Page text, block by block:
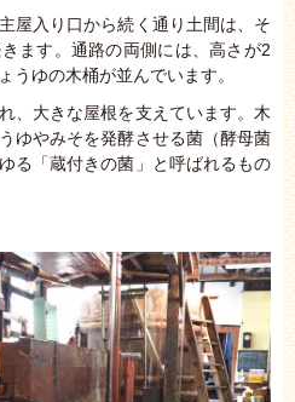
屋入り口から続く通り土間は、そ
ます。通路の両側には、高さが2
うゆの木桶が並んでいます。
、大きな屋根を支えています。木
ゆやみそを発酵させる菌（酵母菌
る「蔵付きの菌」と呼ばれるもの